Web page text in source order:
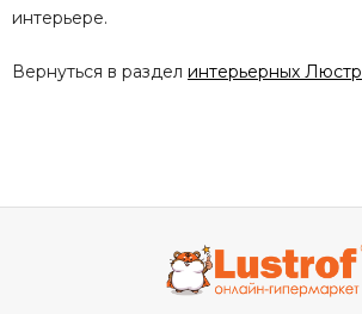
интерьере.
Вернуться в раздел интерьерных Люстр